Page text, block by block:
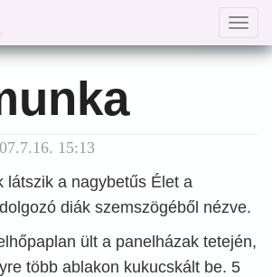
15:13
látszik a nagybetűs Élet a
diák szemszögéből nézve.
ült a panelházak tetején,
több ablakon kukucskált be. 5